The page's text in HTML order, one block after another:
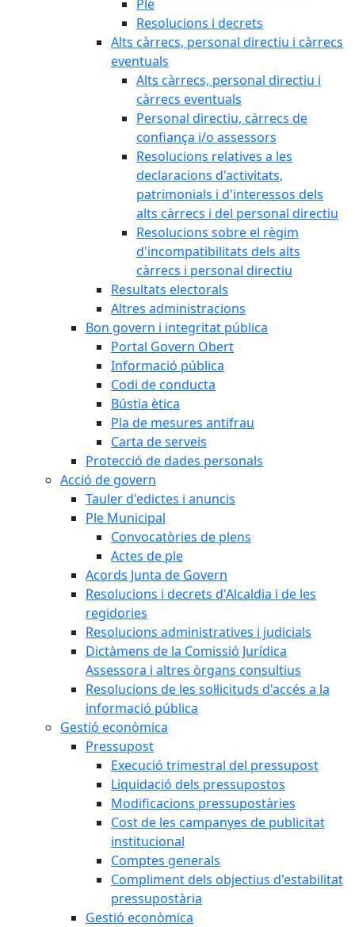
Ple
Resolucions i decrets
Alts càrrecs, personal directiu i càrrecs
eventuals
Alts càrrecs, personal directiu i
càrrecs eventuals
Personal directiu, càrrecs de
confiança i/o assessors
Resolucions relatives a les
declaracions d'activitats,
patrimonials i d'interessos dels
alts càrrecs i del personal directiu
Resolucions sobre el règim
d'incompatibilitats dels alts
càrrecs i personal directiu
Resultats electorals
Altres administracions
Bon govern i integritat pública
Portal Govern Obert
Informació pública
Codi de conducta
Bústia ètica
Pla de mesures antifrau
Carta de serveis
Protecció de dades personals
Acció de govern
Tauler d'edictes i anuncis
Ple Municipal
Convocatòries de plens
Actes de ple
Acords Junta de Govern
Resolucions i decrets d'Alcaldia i de les
regidories
Resolucions administratives i judicials
Dictàmens de la Comissió Jurídica
Assessora i altres òrgans consultius
Resolucions de les sol·licituds d'accés a la
informació pública
Gestió econòmica
Pressupost
Execució trimestral del pressupost
Liquidació dels pressupostos
Modificacions pressupostàries
Cost de les campanyes de publicitat
institucional
Comptes generals
Compliment dels objectius d'estabilitat
pressupostària
Gestió econòmica